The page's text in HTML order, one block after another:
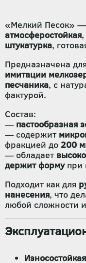
«Мелкий Песок» —
атмосферостойкая
штукатурка,
Предназначена
имитации
песчаника, с
фактурой.
Состав:
— пастообразная
— содержит
фракцией до 200
— обладает
держит формупри
Подходит как для
нанесения, что
любой сложности
Износостойкая